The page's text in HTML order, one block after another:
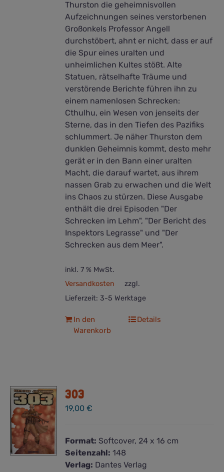
Thurston die geheimnisvollen
Aufzeichnungen seines verstorbenen
Großonkels Professor Angell
durchstöbert, ahnt er nicht, dass er auf
die Spur eines uralten und
unheimlichen Kultes stößt. Alte
Statuen, rätselhafte Träume und
verstörende Berichte führen ihn zu
einem namenlosen Schrecken:
Cthulhu, ein Wesen von jenseits der
Sterne, das in den Tiefen des Pazifiks
schlummert. Je näher Thurston dem
dunklen Geheimnis kommt, desto mehr
gerät er in den Bann einer uralten
Macht, die darauf wartet, aus ihrem
nassen Grab zu erwachen und die Welt
ins Chaos zu stürzen. Diese Ausgabe
enthält die drei Episoden "Der
Schrecken im Lehm", "Der Bericht des
Inspektors Legrasse" und "Der
Schrecken aus dem Meer".
inkl. 7 % MwSt.
zzgl.
Versandkosten
Lieferzeit: 3-5 Werktage
In den
Warenkorb
Details
303
19,00€
Format: Softcover, 24 x 16 cm
Seitenzahl: 148
Verlag: Dantes Verlag